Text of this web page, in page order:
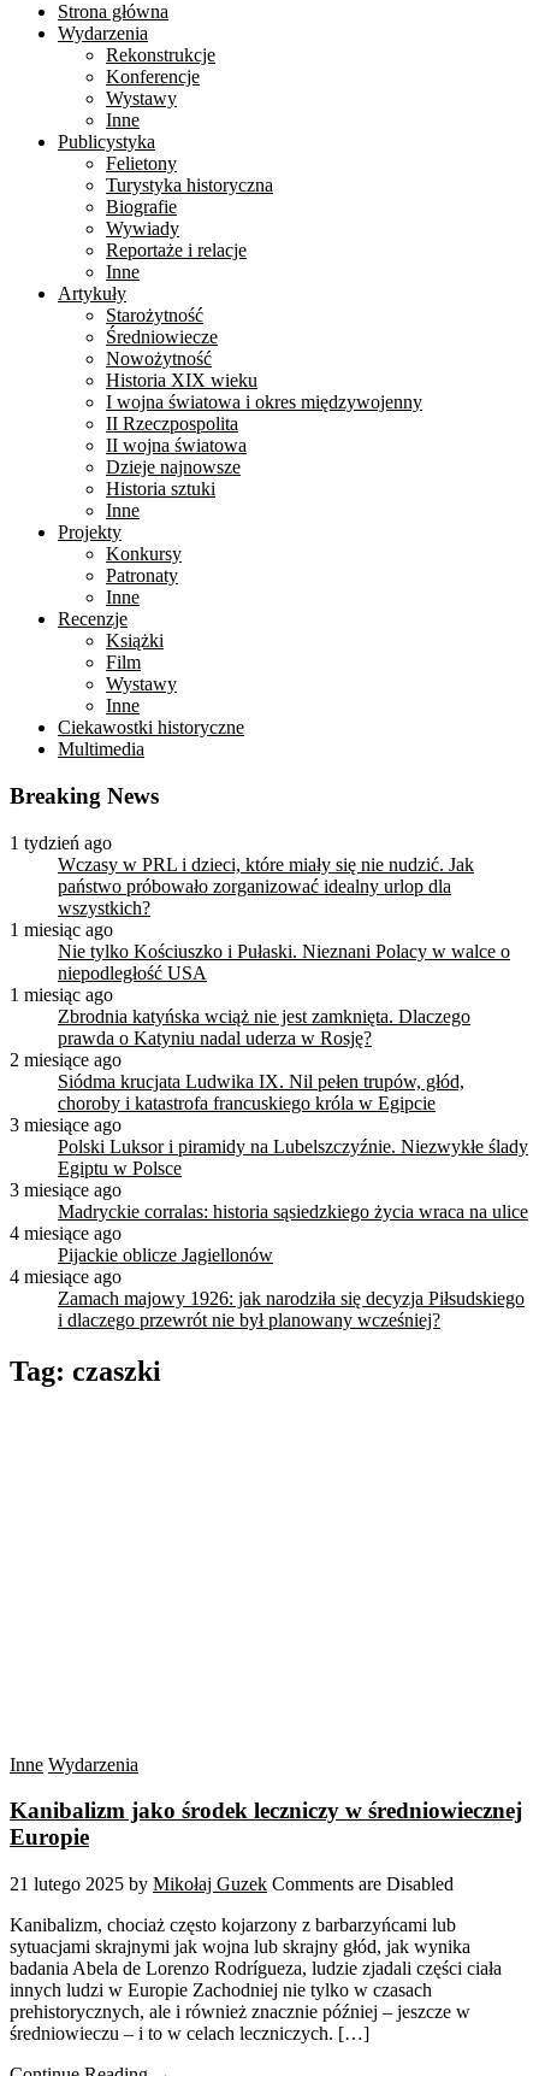
Strona główna
Wydarzenia
Rekonstrukcje
Konferencje
Wystawy
Inne
Publicystyka
Felietony
Turystyka historyczna
Biografie
Wywiady
Reportaże i relacje
Inne
Artykuły
Starożytność
Średniowiecze
Nowożytność
Historia XIX wieku
I wojna światowa i okres międzywojenny
II Rzeczpospolita
II wojna światowa
Dzieje najnowsze
Historia sztuki
Inne
Projekty
Konkursy
Patronaty
Inne
Recenzje
Książki
Film
Wystawy
Inne
Ciekawostki historyczne
Multimedia
Breaking News
1 tydzień ago
Wczasy w PRL i dzieci, które miały się nie nudzić. Jak
państwo próbowało zorganizować idealny urlop dla
wszystkich?
1 miesiąc ago
Nie tylko Kościuszko i Pułaski. Nieznani Polacy w walce o
niepodległość USA
1 miesiąc ago
Zbrodnia katyńska wciąż nie jest zamknięta. Dlaczego
prawda o Katyniu nadal uderza w Rosję?
2 miesiące ago
Siódma krucjata Ludwika IX. Nil pełen trupów, głód,
choroby i katastrofa francuskiego króla w Egipcie
3 miesiące ago
Polski Luksor i piramidy na Lubelszczyźnie. Niezwykłe ślady
Egiptu w Polsce
3 miesiące ago
Madryckie corralas: historia sąsiedzkiego życia wraca na ulice
4 miesiące ago
Pijackie oblicze Jagiellonów
4 miesiące ago
Zamach majowy 1926: jak narodziła się decyzja Piłsudskiego
i dlaczego przewrót nie był planowany wcześniej?
Tag: czaszki
Inne Wydarzenia
Kanibalizm jako środek leczniczy w średniowiecznej
Europie
21 lutego 2025 by Mikołaj Guzek Comments are Disabled
Kanibalizm, chociaż często kojarzony z barbarzyńcami lub
sytuacjami skrajnymi jak wojna lub skrajny głód, jak wynika
badania Abela de Lorenzo Rodrígueza, ludzie zjadali części ciała
innych ludzi w Europie Zachodniej nie tylko w czasach
prehistorycznych, ale i również znacznie później – jeszcze w
średniowieczu – i to w celach leczniczych. […]